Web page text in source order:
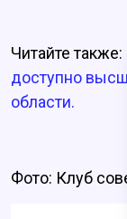
Читайте также:
доступно
области.
Фото: Клуб